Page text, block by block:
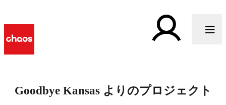
Goodbye Kansas よりのプロジェクト